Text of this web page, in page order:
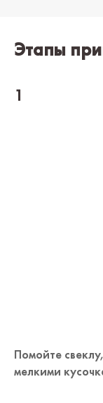
Этапы
1
Помойте
мелкими